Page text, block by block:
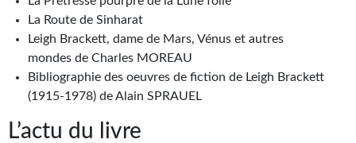
CONTACT
Nous contacter
F.A.Q.
Soumettre un manuscrit
La Route de Sinharat
Leigh Brackett, dame de Mars, Vénus et autres
mondes de Charles MOREAU
Bibliographie des oeuvres de fiction de Leigh Brackett
(1915-1978) de Alain SPRAUEL
L’actu du livre